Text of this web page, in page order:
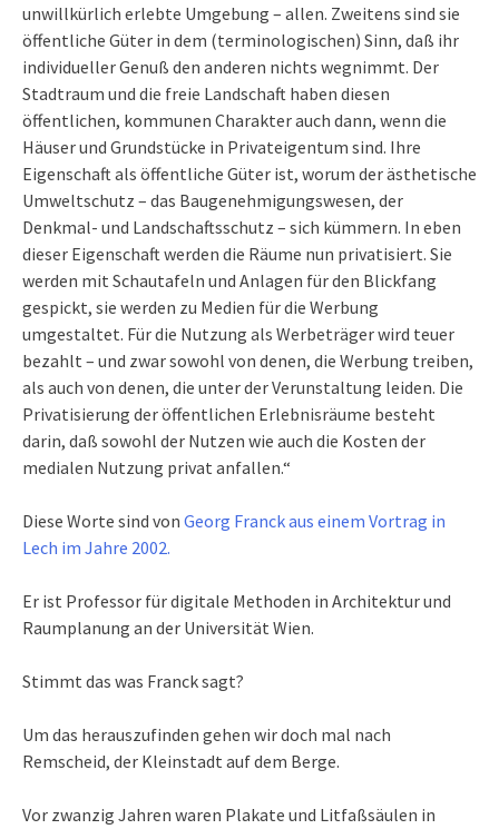
unwillkürlich erlebte Umgebung – allen. Zweitens sind sie
öffentliche Güter in dem (terminologischen) Sinn, daß ihr
individueller Genuß den anderen nichts wegnimmt. Der
Stadtraum und die freie Landschaft haben diesen
öffentlichen, kommunen Charakter auch dann, wenn die
Häuser und Grundstücke in Privateigentum sind. Ihre
Eigenschaft als öffentliche Güter ist, worum der ästhetische
Umweltschutz – das Baugenehmigungswesen, der
Denkmal- und Landschaftsschutz – sich kümmern. In eben
dieser Eigenschaft werden die Räume nun privatisiert. Sie
werden mit Schautafeln und Anlagen für den Blickfang
gespickt, sie werden zu Medien für die Werbung
umgestaltet. Für die Nutzung als Werbeträger wird teuer
bezahlt – und zwar sowohl von denen, die Werbung treiben,
als auch von denen, die unter der Verunstaltung leiden. Die
Privatisierung der öffentlichen Erlebnisräume besteht
darin, daß sowohl der Nutzen wie auch die Kosten der
medialen Nutzung privat anfallen.“
Diese Worte sind von Georg Franck aus einem Vortrag in
Lech im Jahre 2002.
Er ist Professor für digitale Methoden in Architektur und
Raumplanung an der Universität Wien.
Stimmt das was Franck sagt?
Um das herauszufinden gehen wir doch mal nach
Remscheid, der Kleinstadt auf dem Berge.
Vor zwanzig Jahren waren Plakate und Litfaßsäulen in